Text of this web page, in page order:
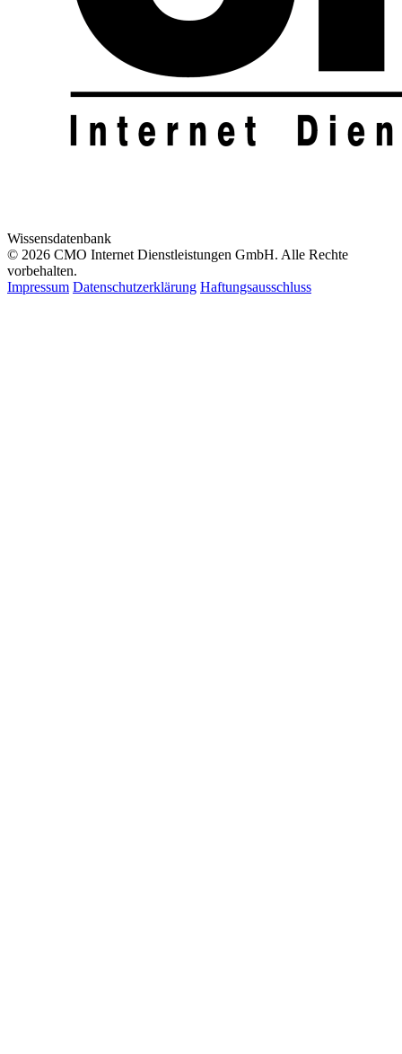
Wissensdatenbank
© 2026 CMO Internet Dienstleistungen GmbH. Alle Rechte
vorbehalten.
Impressum Datenschutzerklärung Haftungsausschluss